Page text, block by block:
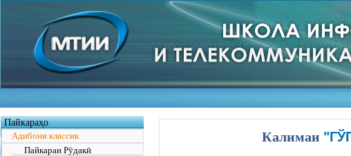
Пайкараҳо
Адибони классик
Пайкараи Рӯдакӣ
Калимаи